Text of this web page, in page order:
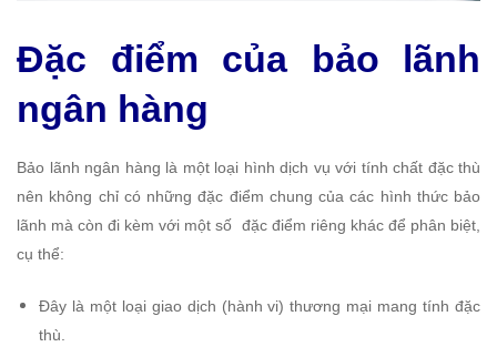
Đặc điểm của bảo lãnh
ngân hàng
Bảo lãnh ngân hàng là một loại hình dịch vụ với tính chất đặc thù
nên không chỉ có những đặc điểm chung của các hình thức bảo
lãnh mà còn đi kèm với một số đặc điểm riêng khác để phân biệt,
cụ thể:
Đây là một loại giao dịch (hành vi) thương mại mang tính đặc
thù.